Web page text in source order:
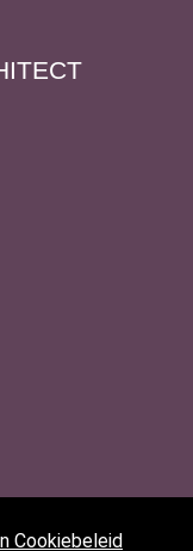
Cookiebeleid